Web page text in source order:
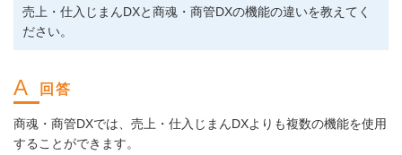
売上・仕入じまんDXと商魂・商管DXの機能の違いを教えてく
ださい。
商魂・商管DXでは、売上・仕入じまんDXよりも複数の機能を使用
することができます。